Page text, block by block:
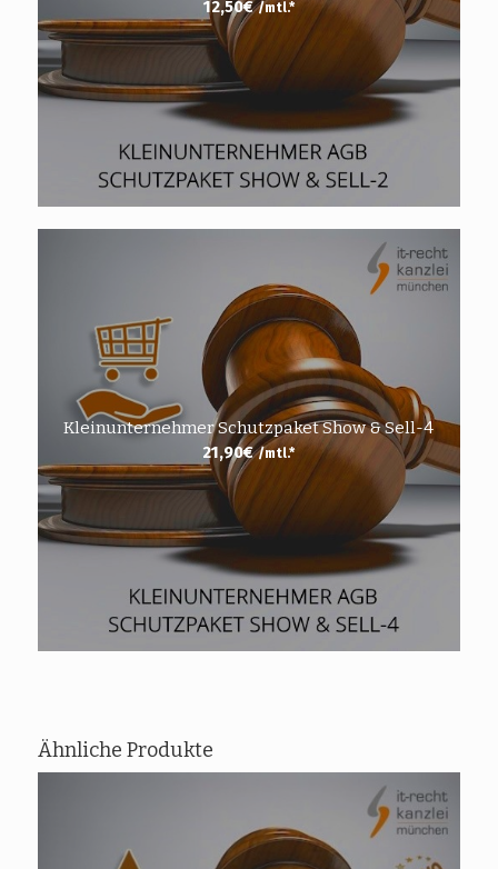
12,50€ /mtl.*
Kleinunternehmer Schutzpaket Show & Sell-4
21,90€ /mtl.*
Ähnliche Produkte